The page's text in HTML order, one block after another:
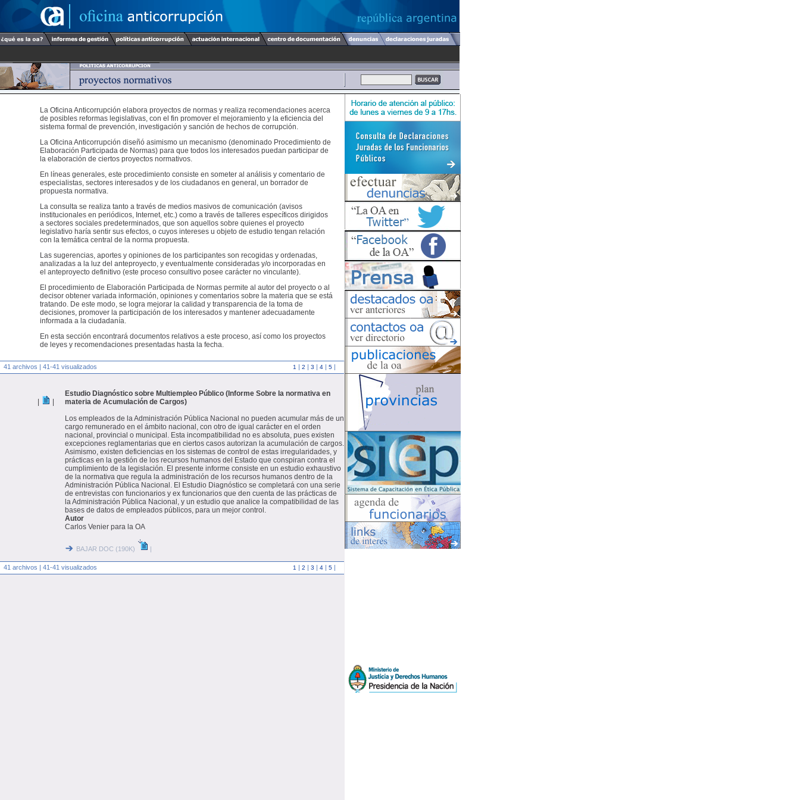
La Oficina Anticorrupción elabora proyectos de normas y realiza recomendaciones acerca
de posibles reformas legislativas, con el fin promover el mejoramiento y la eficiencia del
sistema formal de prevención, investigación y sanción de hechos de corrupción.
La Oficina Anticorrupción diseñó asimismo un mecanismo (denominado Procedimiento de
Elaboración Participada de Normas) para que todos los interesados puedan participar de
la elaboración de ciertos proyectos normativos.
En líneas generales, este procedimiento consiste en someter al análisis y comentario de
especialistas, sectores interesados y de los ciudadanos en general, un borrador de
propuesta normativa.
La consulta se realiza tanto a través de medios masivos de comunicación (avisos
institucionales en periódicos, Internet, etc.) como a través de talleres específicos dirigidos
a sectores sociales predeterminados, que son aquellos sobre quienes el proyecto
legislativo haría sentir sus efectos, o cuyos intereses u objeto de estudio tengan relación
con la temática central de la norma propuesta.
Las sugerencias, aportes y opiniones de los participantes son recogidas y ordenadas,
analizadas a la luz del anteproyecto, y eventualmente consideradas y/o incorporadas en
el anteproyecto definitivo (este proceso consultivo posee carácter no vinculante).
El procedimiento de Elaboración Participada de Normas permite al autor del proyecto o al
decisor obtener variada información, opiniones y comentarios sobre la materia que se está
tratando. De este modo, se logra mejorar la calidad y transparencia de la toma de
decisiones, promover la participación de los interesados y mantener adecuadamente
informada a la ciudadanía.
En esta sección encontrará documentos relativos a este proceso, así como los proyectos
de leyes y recomendaciones presentadas hasta la fecha.
41 archivos | 41-41 visualizados 1 | 2 | 3 | 4 | 5 |
Estudio Diagnóstico sobre Multiempleo Público (Informe Sobre la normativa en
materia de Acumulación de Cargos)
Los empleados de la Administración Pública Nacional no pueden acumular más de un
cargo remunerado en el ámbito nacional, con otro de igual carácter en el orden
nacional, provincial o municipal. Esta incompatibilidad no es absoluta, pues existen
excepciones reglamentarias que en ciertos casos autorizan la acumulación de cargos.
Asimismo, existen deficiencias en los sistemas de control de estas irregularidades, y
prácticas en la gestión de los recursos humanos del Estado que conspiran contra el
cumplimiento de la legislación. El presente informe consiste en un estudio exhaustivo
de la normativa que regula la administración de los recursos humanos dentro de la
Administración Pública Nacional. El Estudio Diagnóstico se completará con una serie
de entrevistas con funcionarios y ex funcionarios que den cuenta de las prácticas de
la Administración Pública Nacional, y un estudio que analice la compatibilidad de las
bases de datos de empleados públicos, para un mejor control.
Autor
Carlos Venier para la OA
BAJAR DOC (190K) |
41 archivos | 41-41 visualizados 1 | 2 | 3 | 4 | 5 |